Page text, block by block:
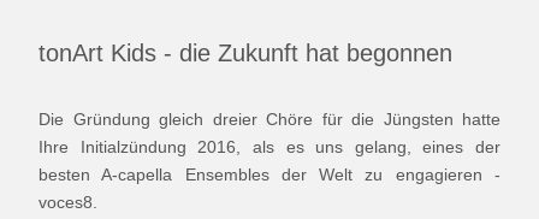
tonArt Kids - die Zukunft hat begonnen
Die Gründung gleich dreier Chöre für die Jüngsten hatte
Ihre Initialzündung 2016, als es uns gelang, eines der
besten A-capella Ensembles der Welt zu engagieren -
voces8.